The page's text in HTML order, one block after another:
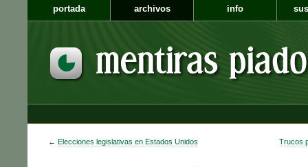
portada archivos info
← Elecciones legislativas en Estados Unidos Trucos